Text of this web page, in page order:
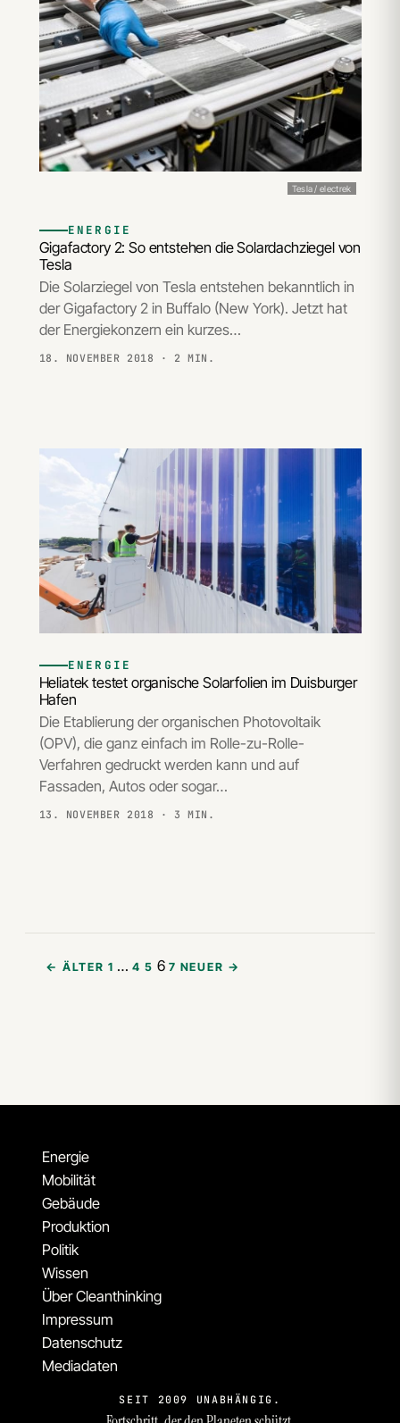
Tesla / electrek
ENERGIE
Gigafactory 2: So entstehen die Solardachziegel von
Tesla
Die Solarziegel von Tesla entstehen bekanntlich in
der Gigafactory 2 in Buffalo (New York). Jetzt hat
der Energiekonzern ein kurzes…
18. NOVEMBER 2018 · 2 MIN.
ENERGIE
Heliatek testet organische Solarfolien im Duisburger
Hafen
Die Etablierung der organischen Photovoltaik
(OPV), die ganz einfach im Rolle-zu-Rolle-
Verfahren gedruckt werden kann und auf
Fassaden, Autos oder sogar…
13. NOVEMBER 2018 · 3 MIN.
← ÄLTER 1 … 4 5 6 7 NEUER →
Energie
Mobilität
Gebäude
Produktion
Politik
Wissen
Über Cleanthinking
Impressum
Datenschutz
Mediadaten
SEIT 2009 UNABHÄNGIG.